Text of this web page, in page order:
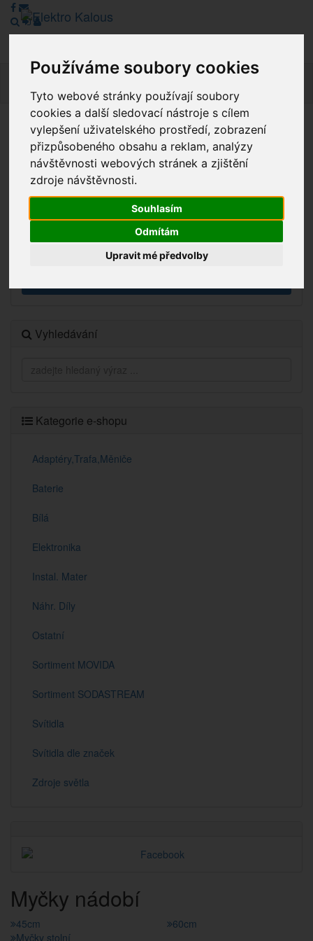
Používáme soubory cookies
Tyto webové stránky používají soubory
cookies a další sledovací nástroje s cílem
vylepšení uživatelského prostředí, zobrazení
přizpůsobeného obsahu a reklam, analýzy
návštěvnosti webových stránek a zjištění
zdroje návštěvnosti.
Souhlasím
Odmítám
Upravit mé předvolby
Vážení zákazníci, v tuto chvíli je Náš internetový obchod v
režimu Katalogu. Objednávky on-line nyní nelze vyřídit.
Děkujeme za pochopení.
Výprodej
Vyhledávání
Kategorie e-shopu
Adaptéry,Trafa,Měniče
Baterie
Bílá
Elektronika
Instal. Mater
Náhr. Díly
Ostatní
Sortiment MOVIDA
Sortiment SODASTREAM
Svítidla
Svítidla dle značek
Zdroje světla
Myčky nádobí
45cm
60cm
Myčky stolní